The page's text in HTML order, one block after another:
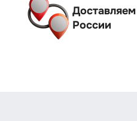
России